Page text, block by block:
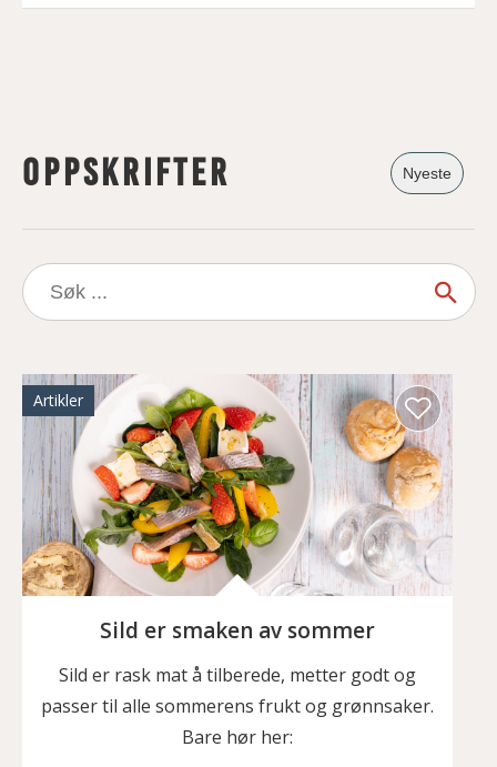
Oppskrifter Nyeste
Søk
etter:
Artikler
Sild er smaken av sommer
Sild er rask mat å tilberede, metter godt og
passer til alle sommerens frukt og grønnsaker.
Bare hør her: